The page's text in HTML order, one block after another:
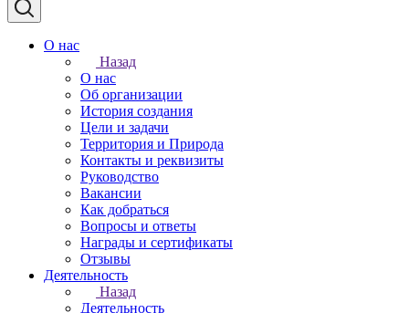
О нас
Назад
О нас
Об организации
История создания
Цели и задачи
Территория и Природа
Контакты и реквизиты
Руководство
Вакансии
Как добраться
Вопросы и ответы
Награды и сертификаты
Отзывы
Деятельность
Назад
Деятельность